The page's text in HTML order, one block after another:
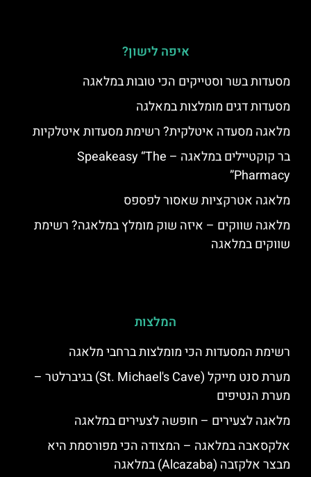
איפה לישון?
מסעדות בשר וסטייקים הכי טובות במלאגה
מסעדות דגים מומלצות במאלגה
מלאגה מסעדה איטלקית? רשימת מסעדות איטלקיות
בר קוקטיילים במלאגה – Speakeasy “The
Pharmacy”
מלאגה אטרקציות שאסור לפספס
מלאגה שווקים – איזה שוק מומלץ במלאגה? רשימת
שווקים במלאגה
המלצות
רשימת המסעדות הכי מומלצות ברחבי מלאגה
מערת סנט מייקל (St. Michael's Cave) בגיברלטר –
מערת הנטיפים
מלאגה לצעירים – חופשה לצעירים במלאגה
אלקסאבה במלאגה – המצודה הכי מפורסמת היא
מבצר אלקזבה (Alcazaba) במלאגה